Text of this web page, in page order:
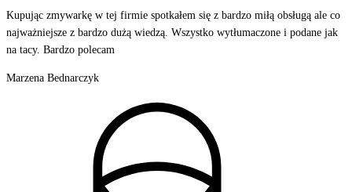
Kupując zmywarkę w tej firmie spotkałem się z bardzo miłą obsługą ale co
najważniejsze z bardzo dużą wiedzą. Wszystko wytłumaczone i podane jak
na tacy. Bardzo polecam
Marzena Bednarczyk